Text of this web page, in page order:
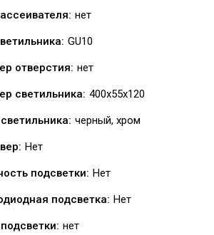
нет
GU10
отверстия: нет
светильника: 400x55x120
черный, хром
Нет
подсветки: Нет
подсветка: Нет
нет